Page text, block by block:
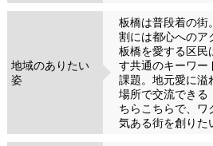
地域のありたい
姿
板橋は普段着の街
割には都心へのア
板橋を愛する区民
す共通のキーワー
課題。地元愛に溢
場所で交流できる
ちらこちらで、ワ
気ある街を創りた